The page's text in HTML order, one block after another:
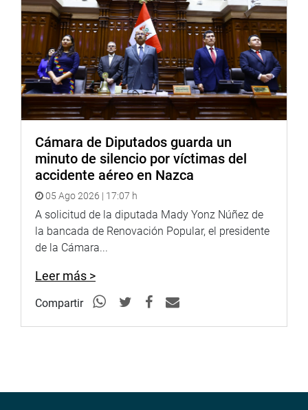
Cámara de Diputados guarda un
minuto de silencio por víctimas del
accidente aéreo en Nazca
05 Ago 2026 | 17:07 h
A solicitud de la diputada Mady Yonz Núñez de
la bancada de Renovación Popular, el presidente
de la Cámara...
Leer más >
Compartir